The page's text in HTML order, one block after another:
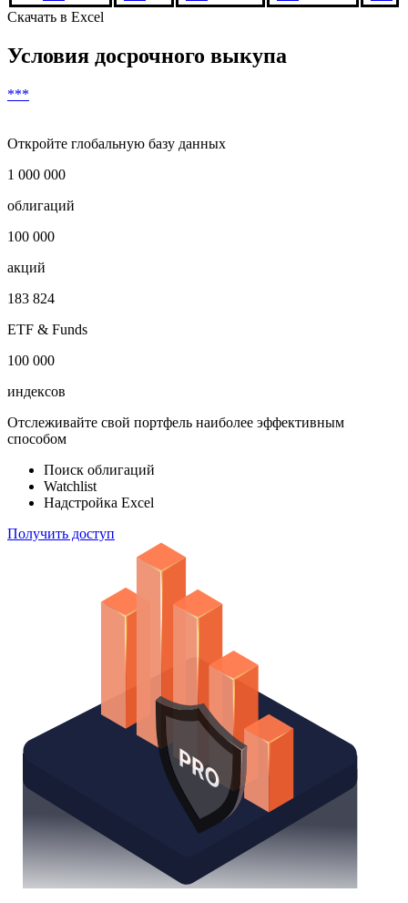
Скачать в Excel
Условия досрочного выкупа
***
Откройте глобальную базу данных
1 000 000
облигаций
100 000
акций
183 824
ETF & Funds
100 000
индексов
Отслеживайте свой портфель наиболее эффективным
способом
Поиск облигаций
Watchlist
Надстройка Excel
Получить доступ